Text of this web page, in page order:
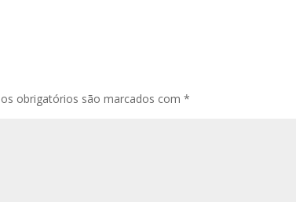
obrigatórios são marcados com *